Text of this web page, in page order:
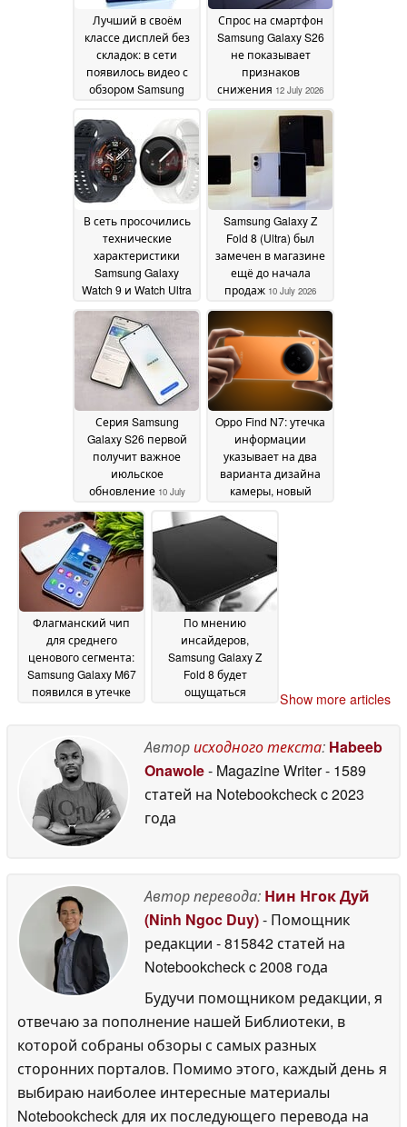
Лучший в своём
классе дисплей без
складок: в сети
появилось видео с
обзором Samsung
July 2026
Спрос на смартфон
Samsung Galaxy S26
не показывает
признаков
снижения 12 July 2026
В сеть просочились
технические
характеристики
Samsung Galaxy
Watch 9 и Watch Ultra
все аккумуляторы
станут больше11 July
2026
Samsung Galaxy Z
Fold 8 (Ultra) был
замечен в магазине
ещё до начала
продаж 10 July 2026
Серия Samsung
Galaxy S26 первой
получит важное
июльское
обновление 10 July
2026
Oppo Find N7: утечка
информации
указывает на два
варианта дизайна
камеры, новый
сроки выпуска
2026
Флагманский чип
для среднего
ценового сегмента:
Samsung Galaxy M67
появился в утечке
По мнению
инсайдеров,
Samsung Galaxy Z
Fold 8 будет
ощущаться
Galaxy Z Fold 706 July
Show more articles
Авторисходного текста: Habeeb
Onawole- Magazine Writer- 1589
статей на Notebookcheckc 2023
года
Автор перевода: Нин Нгок Дуй
(Ninh Ngoc Duy)- Помощник
редакции - 815842 статей на
Notebookcheckc 2008 года
Будучи помощником редакции, я
отвечаю за пополнение нашей Библиотеки, в
которой собраны обзоры с самых разных
сторонних порталов. Помимо этого, каждый день я
выбираю наиболее интересные материалы
Notebookcheck для их последующего перевода на